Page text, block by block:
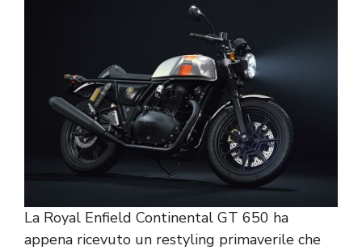
La Royal Enfield Continental GT 650 ha
appena ricevuto un restyling primaverile che